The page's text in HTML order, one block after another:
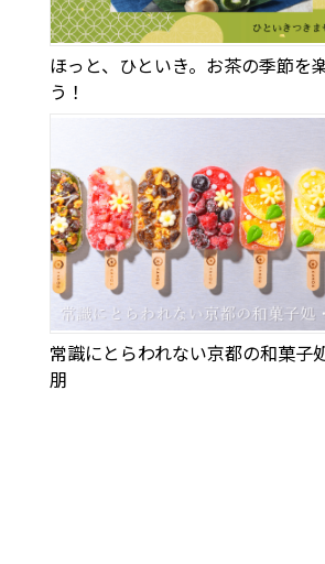
ほっと、ひといき。お茶の季節を
う！
常識にとらわれない京都の和菓子
朋